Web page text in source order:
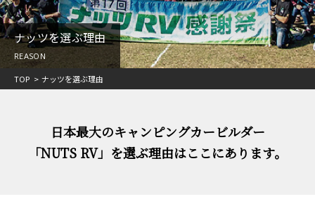
ナッツを選ぶ理由
REASON
TOP ナッツを選ぶ理由
日本最大のキャンピングカービルダー
「NUTS RV」を選ぶ理由はここにあります。